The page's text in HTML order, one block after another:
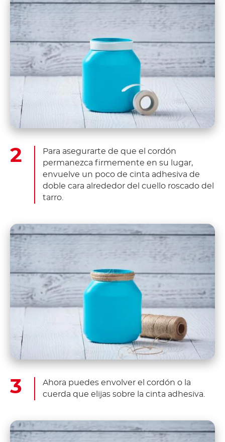
Para asegurarte de que el cordón
permanezca firmemente en su lugar,
envuelve un poco de cinta adhesiva de
doble cara alrededor del cuello roscado del
tarro.
Ahora puedes envolver el cordón o la
cuerda que elijas sobre la cinta adhesiva.